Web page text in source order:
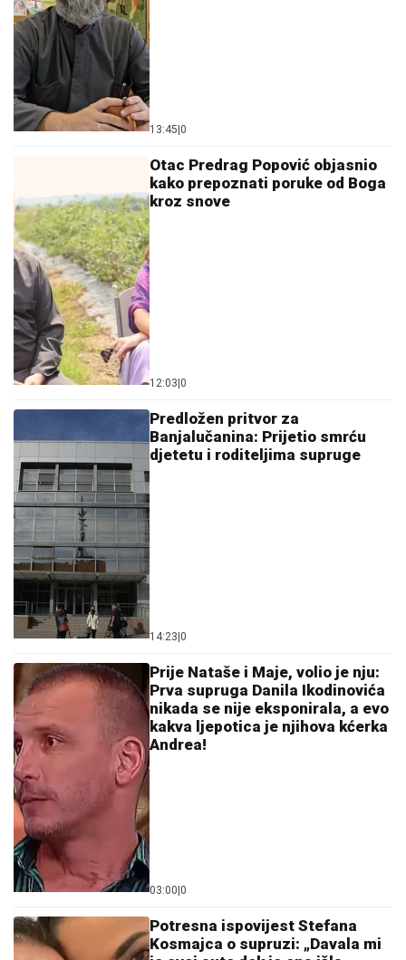
13:45 0
Otac Predrag Popović objasnio
kako prepoznati poruke od Boga
kroz snove
12:03 0
Predložen pritvor za
Banjalučanina: Prijetio smrću
djetetu i roditeljima supruge
14:23 0
Prije Nataše i Maje, volio je nju:
Prva supruga Danila Ikodinovića
nikada se nije eksponirala, a evo
kakva ljepotica je njihova kćerka
Andrea!
03:00 0
Potresna ispovijest Stefana
Kosmajca o supruzi: „Davala mi